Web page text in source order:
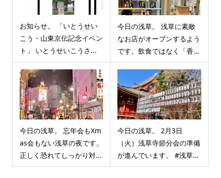
お知らせ。 「いとうせい
こう・山東京伝記念イベン
ト」 いとうせいこうさ...
今日の浅草。 浅草に素敵
なお店がオープンするよう
です。飲食ではなく「香...
今日の浅草。 忘年会もXm
as会もない浅草の夜です。
正しく恐れてしっかり対...
今日の浅草。 2月3日
（火）浅草寺節分会の準備
が進んでいます。 #浅草...